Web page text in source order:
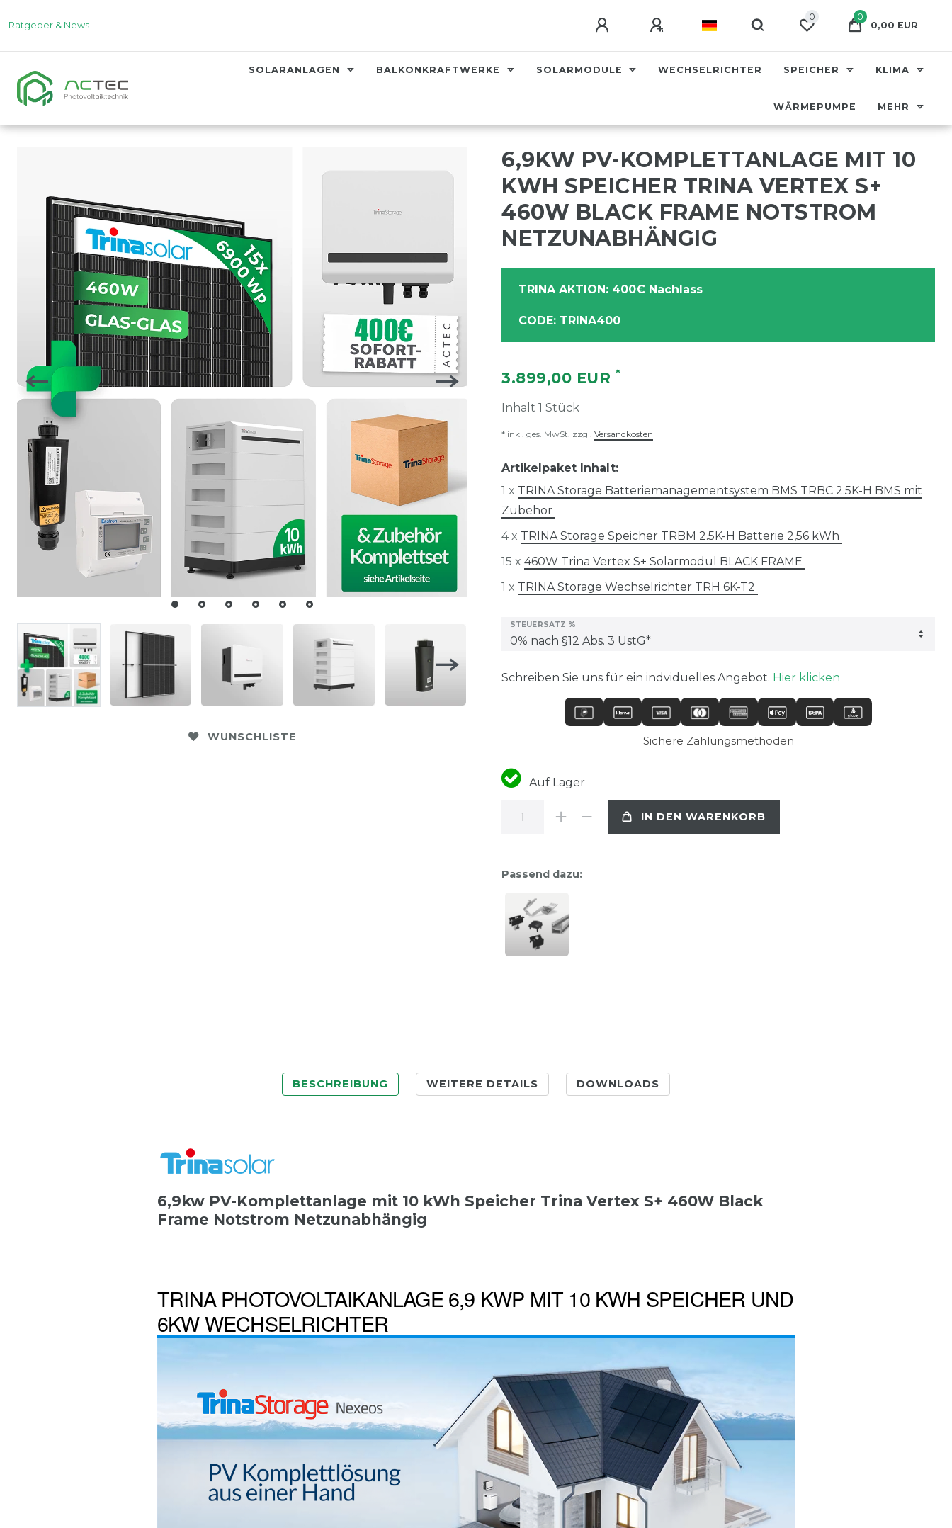
Ratgeber & News
0
0
0,00 EUR
SOLARANLAGEN BALKONKRAFTWERKE SOLARMODULE WECHSELRICHTER SPEICHER KLIMA
WÄRMEPUMPE MEHR
WUNSCHLISTE
6,9KW PV-KOMPLETTANLAGE MIT 10
KWH SPEICHER TRINA VERTEX S+
460W BLACK FRAME NOTSTROM
NETZUNABHÄNGIG
TRINA AKTION: 400€ Nachlass
CODE: TRINA400
3.899,00 EUR *
Inhalt 1 Stück
* inkl. ges. MwSt. zzgl. Versandkosten
Artikelpaket Inhalt:
1 x TRINA Storage Batteriemanagementsystem BMS TRBC 2.5K-H BMS mit
Zubehör
4 x TRINA Storage Speicher TRBM 2.5K-H Batterie 2,56 kWh
15 x 460W Trina Vertex S+ Solarmodul BLACK FRAME
1 x TRINA Storage Wechselrichter TRH 6K-T2
STEUERSATZ %
Schreiben Sie uns für ein indviduelles Angebot. Hier klicken
Sichere Zahlungsmethoden
Auf Lager
IN DEN WARENKORB
Passend dazu:
BESCHREIBUNG WEITERE DETAILS DOWNLOADS
6,9kw PV-Komplettanlage mit 10 kWh Speicher Trina Vertex S+ 460W Black
Frame Notstrom Netzunabhängig
TRINA PHOTOVOLTAIKANLAGE 6,9 KWP MIT 10 KWH SPEICHER UND
6KW WECHSELRICHTER